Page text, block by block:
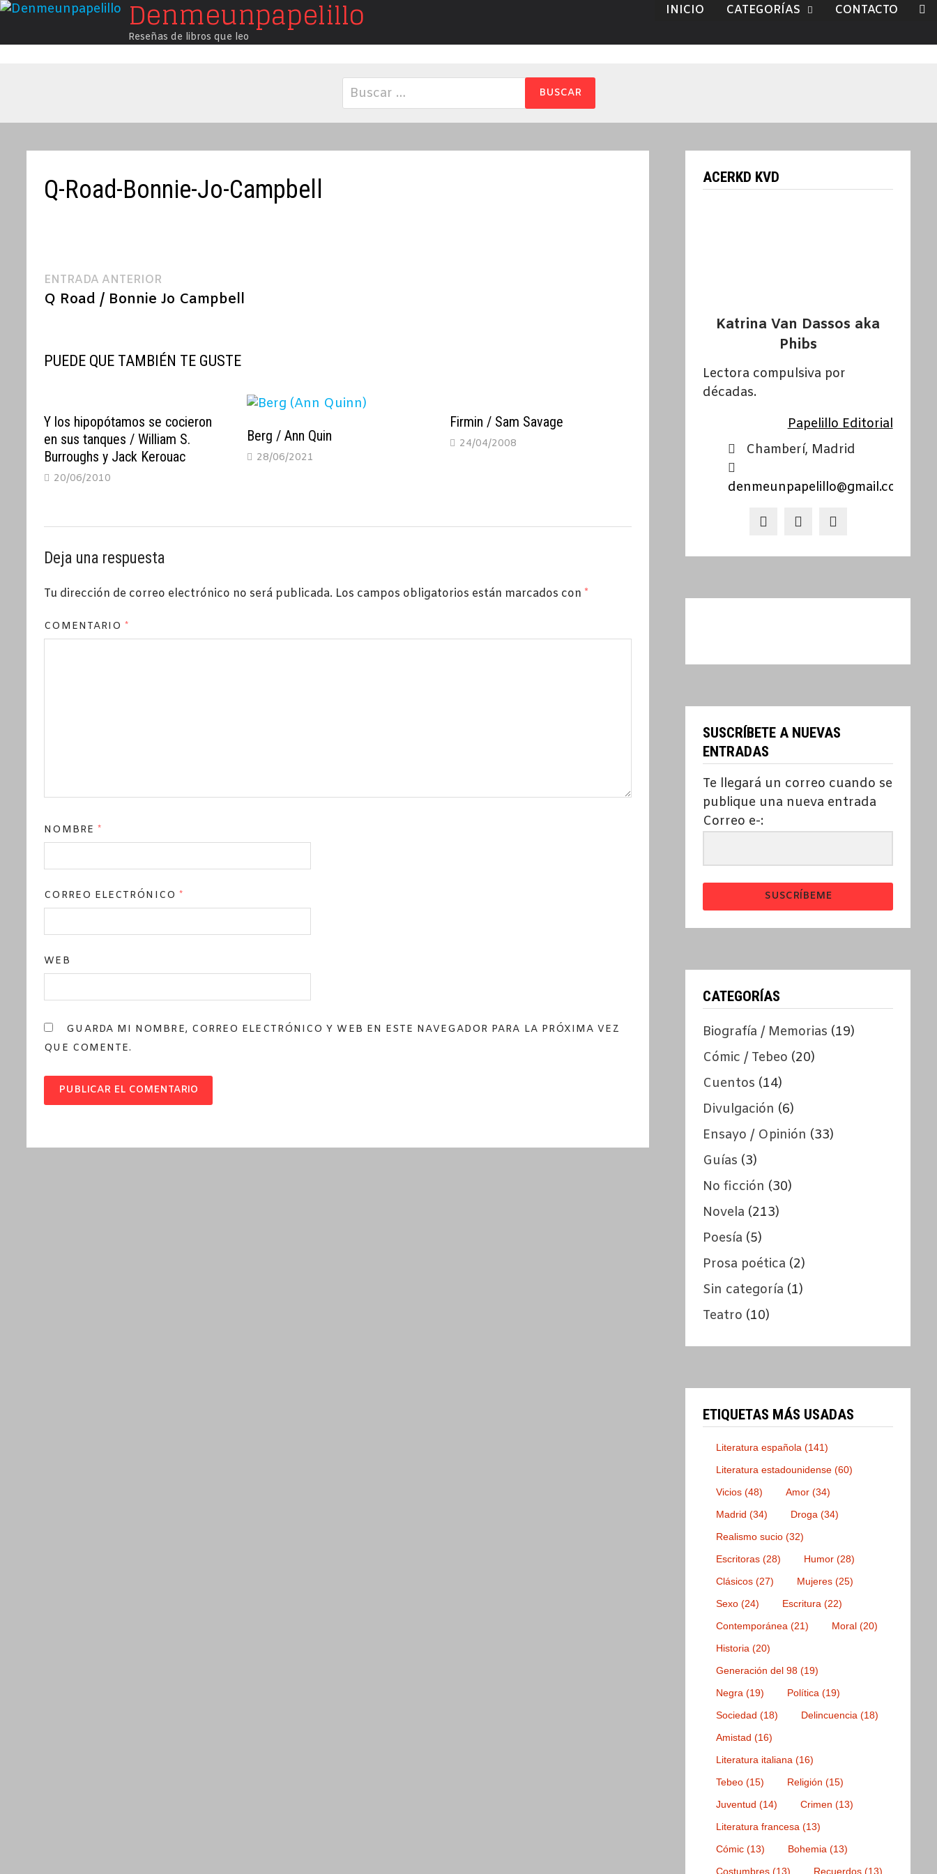
Saltar
contenido
Denmeunpapelillo
Reseñas de libros que leo
INICIO CATEGORÍAS CONTACTO
Buscar:
Q-Road-Bonnie-Jo-Campbell
Navegación
de
ENTRADA ANTERIOR
anterior:
Q Road / Bonnie Jo Campbell
PUEDE QUE TAMBIÉN TE GUSTE
Y los hipopótamos se cocieron
en sus tanques / William S.
Burroughs y Jack Kerouac
20/06/2010
Berg / Ann Quin
28/06/2021
Firmin / Sam Savage
24/04/2008
Deja una respuesta
Tu dirección de correo electrónico no será publicada. Los campos obligatorios están marcados con *
COMENTARIO*
NOMBRE *
CORREO ELECTRÓNICO *
WEB
GUARDA MI NOMBRE, CORREO ELECTRÓNICO Y WEB EN ESTE NAVEGADOR PARA LA PRÓXIMA VEZ
QUE COMENTE.
ACERKD KVD
Katrina Van Dassos aka
Phibs
Lectora compulsiva por
décadas.
Papelillo Editorial
Chamberí, Madrid
denmeunpapelillo@gmail.com
SUSCRÍBETE A NUEVAS
ENTRADAS
Te llegará un correo cuando se
publique una nueva entrada
Correo e-:
SUSCRÍBEME
CATEGORÍAS
Biografía / Memorias (19)
Cómic / Tebeo (20)
Cuentos (14)
Divulgación (6)
Ensayo / Opinión (33)
Guías (3)
No ficción (30)
Novela (213)
Poesía (5)
Prosa poética (2)
Sin categoría (1)
Teatro (10)
ETIQUETAS MÁS USADAS
Literatura española (141)
Literatura estadounidense (60)
Vicios (48) Amor (34)
Madrid (34) Droga (34)
Realismo sucio (32)
Escritoras (28) Humor (28)
Clásicos (27) Mujeres (25)
Sexo (24) Escritura (22)
Contemporánea (21) Moral (20)
Historia (20)
Generación del 98 (19)
Negra (19) Política (19)
Sociedad (18) Delincuencia (18)
Amistad (16)
Literatura italiana (16)
Tebeo (15) Religión (15)
Juventud (14) Crimen (13)
Literatura francesa (13)
Cómic (13) Bohemia (13)
Costumbres (13) Recuerdos (13)